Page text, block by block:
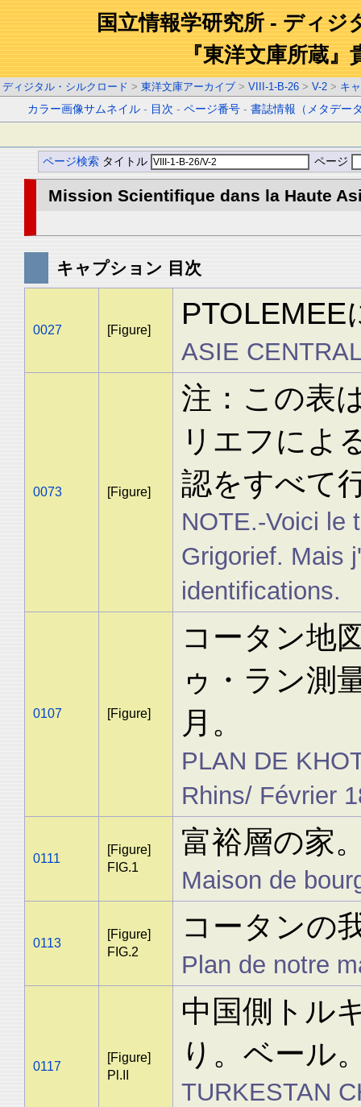
国立情報学研究所 - ディジ
『東洋文庫所蔵』
ディジタル・シルクロード > 東洋文庫アーカイブ > VIII-1-B-26 > V-2 > キ
カラー画像サムネイル - 目次 -ページ番号 -書誌情報（メタデー
ページ検索 タイトル ページ
Mission Scientifique dans la Haute
キャプション 目次
0027 [Figure] PTOLEMEE
ASIE
0073 [Figure]
注：この表
リエフによ
認をすべて
NOTE.-Voici le
Grigorief. Mais
identifications.
0107 [Figure]
コータン地
ゥ・ラン測
月。
PLAN DE
Rhins/ Février
0111
[Figure]
FIG.1
富裕層の家
Maison de
0113
[Figure]
FIG.2
コータンの
Plan de notre
0117
[Figure]
Pl.II
中国側トル
り。ベール
TURKESTAN